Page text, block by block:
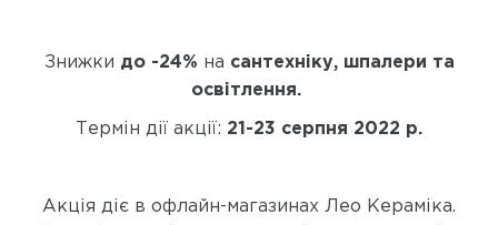
Знижки до -24% на сантехніку, шпалери та
освітлення.
Термін дії акції: 21-23 серпня 2022 р.
Акція діє в офлайн-магазинах Лео Кераміка.